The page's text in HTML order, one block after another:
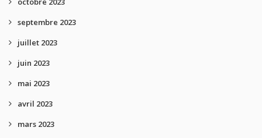
septembre 2023
juillet 2023
juin 2023
mai 2023
avril 2023
mars 2023